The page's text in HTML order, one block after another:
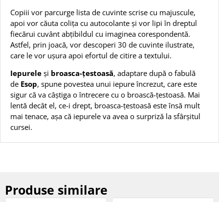
Copiii vor parcurge lista de cuvinte scrise cu majuscule,
apoi vor căuta colița cu autocolante și vor lipi în dreptul
fiecărui cuvânt abțibildul cu imaginea corespondentă.
Astfel, prin joacă, vor descoperi 30 de cuvinte ilustrate,
care le vor ușura apoi efortul de citire a textului.
Iepurele și broasca-țestoasă, adaptare după o fabulă
de Esop, spune povestea unui iepure încrezut, care este
sigur că va câștiga o întrecere cu o broască-țestoasă. Mai
lentă decât el, ce-i drept, broasca-țestoasă este însă mult
mai tenace, așa că iepurele va avea o surpriză la sfârșitul
cursei.
Produse similare